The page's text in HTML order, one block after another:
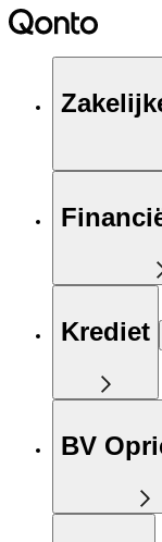
Krediet
BV